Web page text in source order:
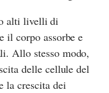
alti livelli di
il corpo assorbe e
Allo stesso modo,
delle cellule del
la crescita dei